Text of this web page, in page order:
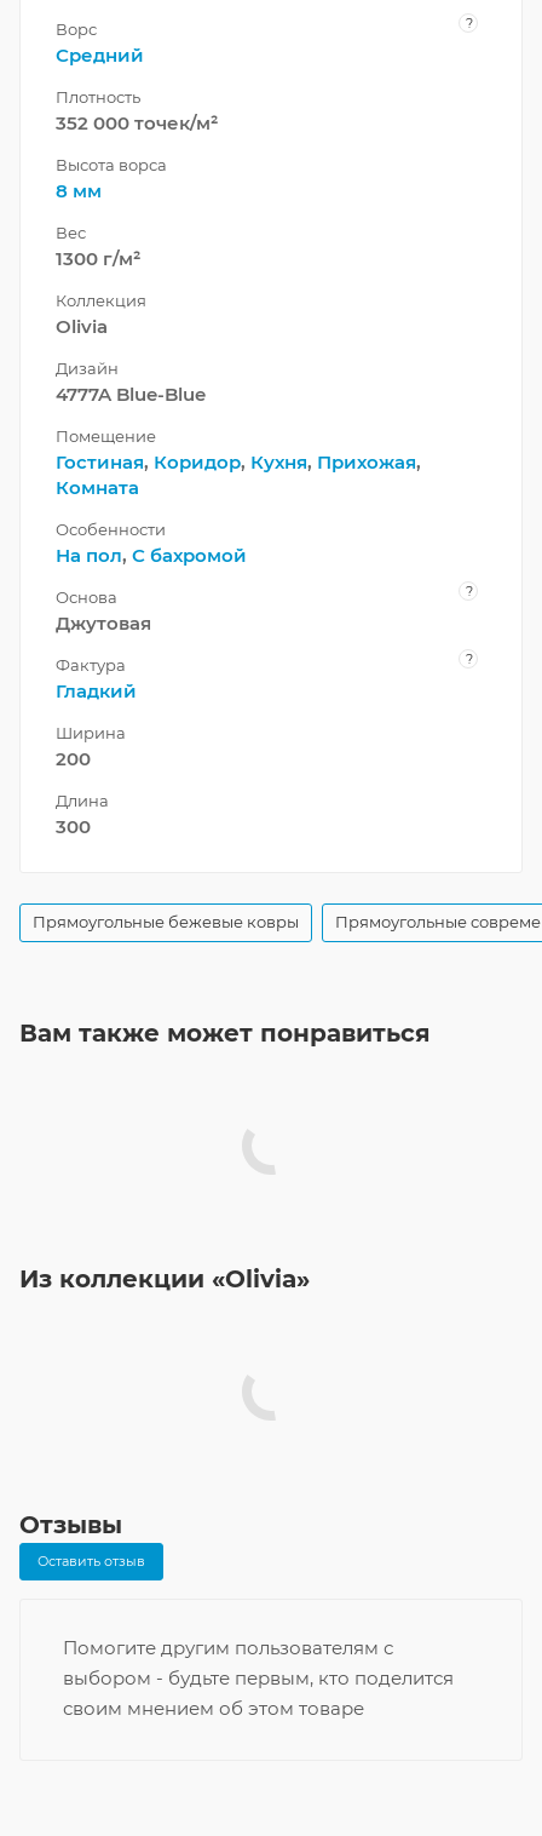
Ворс ?
Средний
Плотность
352 000 точек/м²
Высота ворса
8 мм
Вес
1300 г/м²
Коллекция
Olivia
Дизайн
4777A Blue-Blue
Помещение
Гостиная, Коридор, Кухня, Прихожая,
Комната
Особенности
На пол, С бахромой
Основа ?
Джутовая
Фактура ?
Гладкий
Ширина
200
Длина
300
Прямоугольные бежевые ковры Прямоугольные
Вам также может понравиться
Из коллекции «Olivia»
Отзывы
Оставить отзыв
Помогите другим пользователям с
выбором - будьте первым, кто поделится
своим мнением об этом товаре